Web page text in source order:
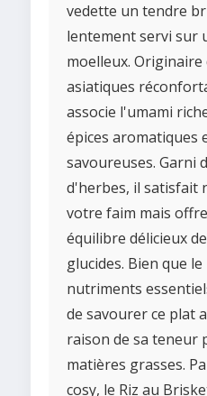
vedette un tendre
lentement servi sur
moelleux. Originaire
asiatiques
associe l'umami
épices aromatiques
savoureuses. Garni
d'herbes, il satisfait
votre faim mais
équilibre délicieux
glucides. Bien que
nutriments
de savourer ce plat
raison de sa teneur
matières grasses.
cosy, le Riz au